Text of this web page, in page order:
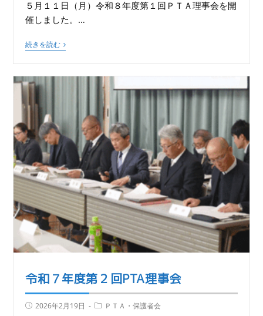
５月１１日（月）令和８年度第１回ＰＴＡ理事会を開
催しました。…
続きを読む
令和７年度第２回PTA理事会
2026年2月19日 ＰＴＡ・保護者会